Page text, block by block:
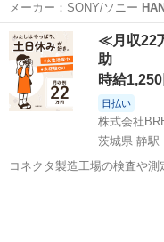
メーカー：SONY/ソニー
北海道 札幌市 大谷地
ハンディカム
≪月収22
助
時給1,250
日払い
株式会社
茨城県 静駅
コネクタ製造工場の検査や